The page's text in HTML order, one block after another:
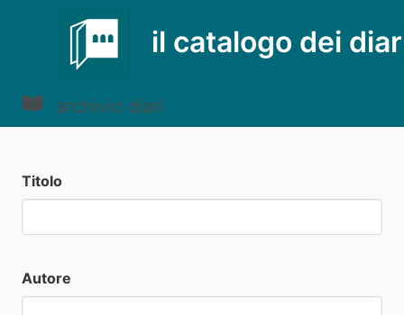
il catalogo dei
archivio diari
Titolo
Autore